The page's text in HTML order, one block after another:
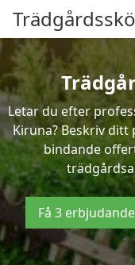
Letar du efter
Kiruna? Beskriv
bindande
Få 3